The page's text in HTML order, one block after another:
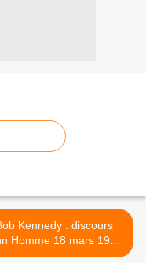
Kennedy : discours
Homme 18 mars 1968
>